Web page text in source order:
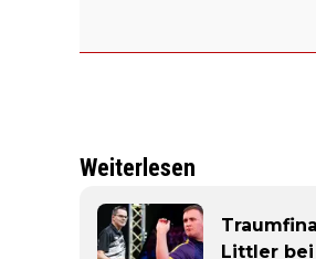
Weiterlesen
Littler bei